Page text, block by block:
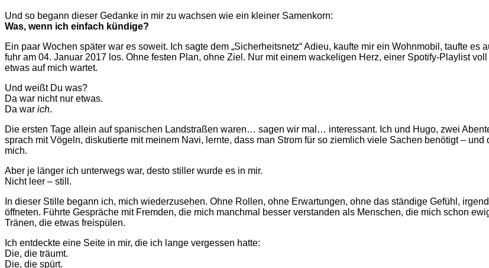
Und so begann dieser Gedanke in mir zu wachsen wie ein kleiner Samenkorn:
Was, wenn ich einfach kündige?
Ein paar Wochen später war es soweit. Ich sagte dem „Sicherheitsnetz“ Adieu, kaufte mir ein Wohnmobil, taufte es
fuhr am 04. Januar 2017 los. Ohne festen Plan, ohne Ziel. Nur mit einem wackeligen Herz, einer Spotify-Playlist
etwas auf mich wartet.
Und weißt Du was?
Da war nicht nur etwas.
Da war ich.
Die ersten Tage allein auf spanischen Landstraßen waren… sagen wir mal… interessant. Ich und Hugo, zwei
sprach mit Vögeln, diskutierte mit meinem Navi, lernte, dass man Strom für so ziemlich viele Sachen benötigt –
mich.
Aber je länger ich unterwegs war, desto stiller wurde es in mir.
Nicht leer – still.
In dieser Stille begann ich, mich wiederzusehen. Ohne Rollen, ohne Erwartungen, ohne das ständige Gefühl,
öffneten. Führte Gespräche mit Fremden, die mich manchmal besser verstanden als Menschen, die mich schon
Tränen, die etwas freispülen.
Ich entdeckte eine Seite in mir, die ich lange vergessen hatte:
Die, die träumt.
Die, die spürt.